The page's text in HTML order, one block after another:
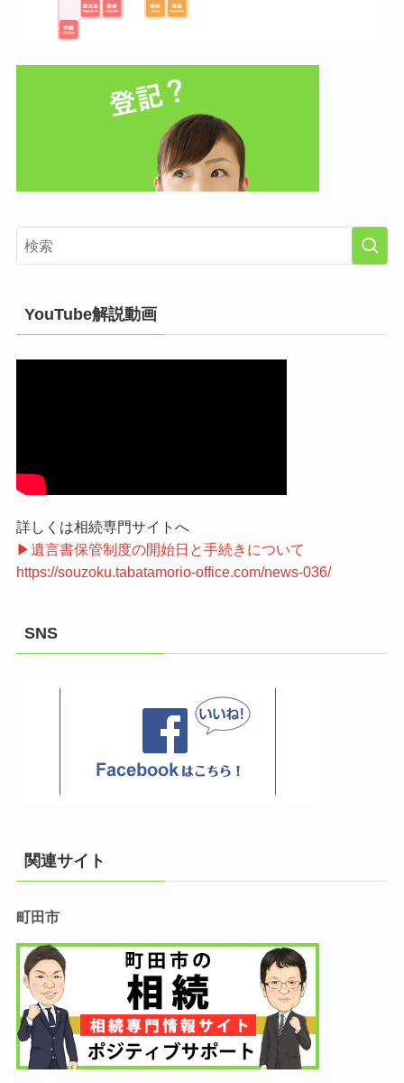
YouTube解説動画
詳しくは相続専門サイトへ
▶遺言書保管制度の開始日と手続きについて
https://souzoku.tabatamorio-office.com/news-036/
SNS
関連サイト
町田市